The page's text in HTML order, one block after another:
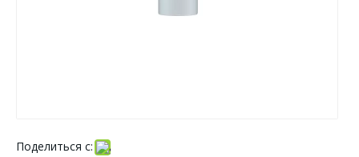
Поделиться с: